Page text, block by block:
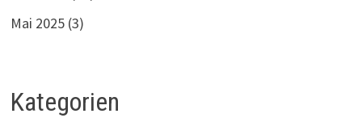
Mai 2025 (3)
Kategorien